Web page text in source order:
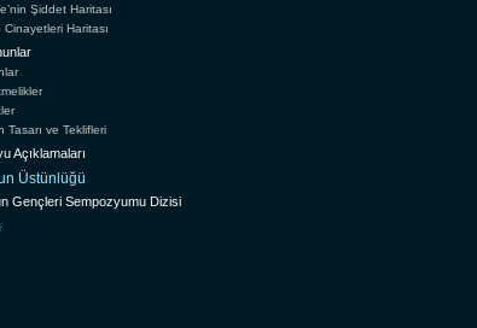
Şiddet Haritası
Cinayetleri Haritası
Tasarı ve Teklifleri
Açıklamaları
Üstünlüğü
Gençleri Sempozyumu Dizisi